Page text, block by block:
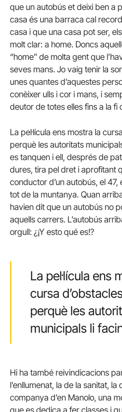
que un autobús et deixi ben a
casa és una barraca cal
casa i que una casa pot ser,
molt clar: a home. Doncs
“home” de molta gent que
seves mans. Jo vaig tenir la
unes quantes d’aquestes
conèixer ulls i cor i mans, i
deutor de totes elles fins a la fi
La pel·lícula ens mostra la
perquè les autoritats
es tanquen i ell, després de
dures, tira pel dret i aprofitant
conductor d’un autobús, el
tot de la muntanya. Quan
havien dit que un autobús no
aquells carrers. L’autobús
orgull: ¿¡Y esto qué es!?
La pel·lícula ens
cursa
perquè les
municipals li
Hi ha també reivindicacions
l’enllumenat, la de la sanitat, la
companya d’en Manolo, una
que es dedica a fer classes i